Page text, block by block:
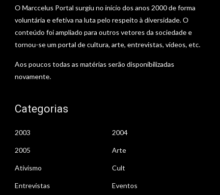
O Marccelus Portal surgiu no início dos anos 2000 de forma
voluntária e efetiva na luta pelo respeito à diversidade. O
conteúdo foi ampliado para outros vetores da sociedade e
tornou-se um portal de cultura, arte, entrevistas, vídeos, etc.
Aos poucos todas as matérias serão disponibilizadas
novamente.
Categorias
2003 2004
2005 Arte
Ativismo Cult
Entrevistas Eventos